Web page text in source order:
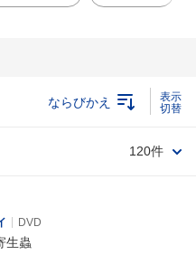
ならびかえ
120件
DVD
生蟲